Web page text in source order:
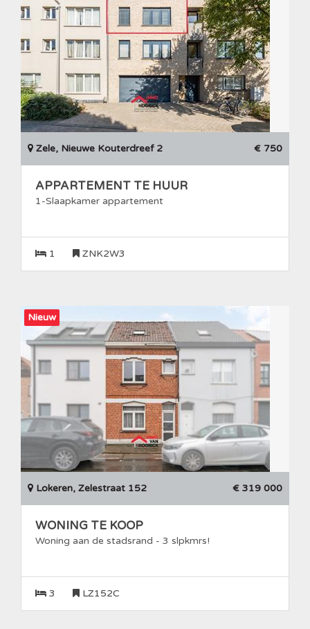
Zele, Nieuwe Kouterdreef 2 € 750
APPARTEMENT TE HUUR
1-Slaapkamer appartement
1 ZNK2W3
Nieuw
Lokeren, Zelestraat 152 € 319 000
WONING TE KOOP
Woning aan de stadsrand - 3 slpkmrs!
3 LZ152C